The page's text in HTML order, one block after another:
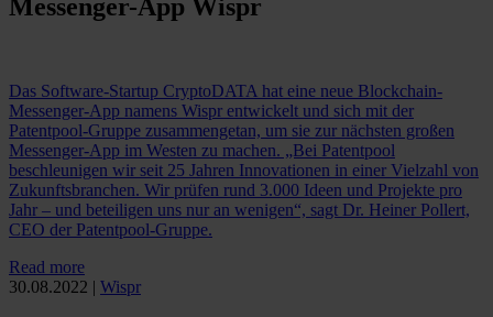
Messenger-App Wispr
Das Software-Startup CryptoDATA hat eine neue Blockchain-
Messenger-App namens Wispr entwickelt und sich mit der
Patentpool-Gruppe zusammengetan, um sie zur nächsten großen
Messenger-App im Westen zu machen. „Bei Patentpool
beschleunigen wir seit 25 Jahren Innovationen in einer Vielzahl von
Zukunftsbranchen. Wir prüfen rund 3.000 Ideen und Projekte pro
Jahr – und beteiligen uns nur an wenigen“, sagt Dr. Heiner Pollert,
CEO der Patentpool-Gruppe.
Read more
30.08.2022 | Wispr